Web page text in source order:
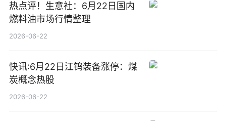
热点评！生意社：6月22日国内
燃料油市场行情整理
2026-06-22
快讯:6月22日江钨装备涨停：煤
炭概念热股
2026-06-22